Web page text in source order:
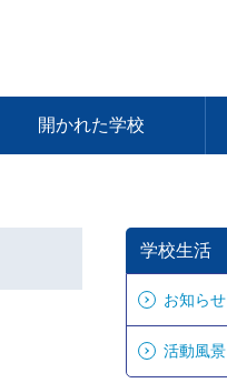
開かれた学校
学校生活
お知らせ
活動風景